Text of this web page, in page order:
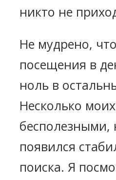
никто не
Не мудрено,
посещения в
ноль в
Несколько
бесполезными,
появился
поиска. Я